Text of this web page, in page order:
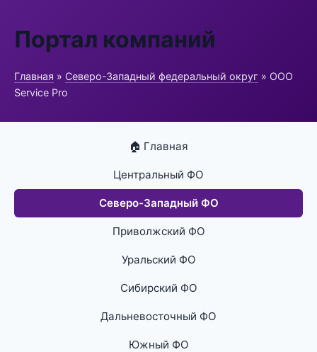
Портал компаний
Главная » Северо-Западный федеральный округ » ООО
Service Pro
🏠 Главная
Центральный ФО
Северо-Западный ФО
Приволжский ФО
Уральский ФО
Сибирский ФО
Дальневосточный ФО
Южный ФО